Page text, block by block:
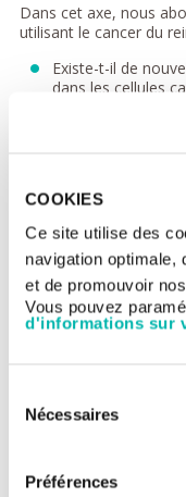
COOKIES
Ce site utilise des
navigation optimale,
et de promouvoir
Vous pouvez
d'informations sur
Nécessaires
Préférences
Dans cet axe, nous
utilisant le cancer du
Existe-t-il de
dans les cellules
Quels sont les
réparation de
(PTM) ?
à la réplication de
dans un intermédiaire